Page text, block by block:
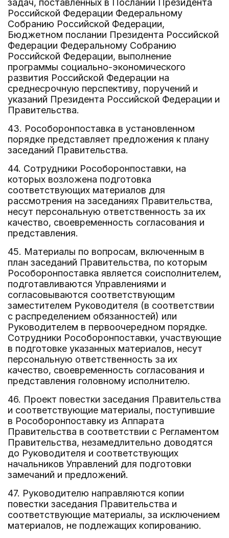
задач, поставленных в Послании Президента
Российской Федерации Федеральному
Собранию Российской Федерации,
Бюджетном послании Президента Российской
Федерации Федеральному Собранию
Российской Федерации, выполнение
программы социально-экономического
развития Российской Федерации на
среднесрочную перспективу, поручений и
указаний Президента Российской Федерации и
Правительства.
43. Рособоронпоставка в установленном
порядке представляет предложения к плану
заседаний Правительства.
44. Сотрудники Рособоронпоставки, на
которых возложена подготовка
соответствующих материалов для
рассмотрения на заседаниях Правительства,
несут персональную ответственность за их
качество, своевременность согласования и
представления.
45. Материалы по вопросам, включенным в
план заседаний Правительства, по которым
Рособоронпоставка является соисполнителем,
подготавливаются Управлениями и
согласовываются соответствующим
заместителем Руководителя (в соответствии
с распределением обязанностей) или
Руководителем в первоочередном порядке.
Сотрудники Рособоронпоставки, участвующие
в подготовке указанных материалов, несут
персональную ответственность за их
качество, своевременность согласования и
представления головному исполнителю.
46. Проект повестки заседания Правительства
и соответствующие материалы, поступившие
в Рособоронпоставку из Аппарата
Правительства в соответствии с Регламентом
Правительства, незамедлительно доводятся
до Руководителя и соответствующих
начальников Управлений для подготовки
замечаний и предложений.
47. Руководителю направляются копии
повестки заседания Правительства и
соответствующие материалы, за исключением
материалов, не подлежащих копированию.